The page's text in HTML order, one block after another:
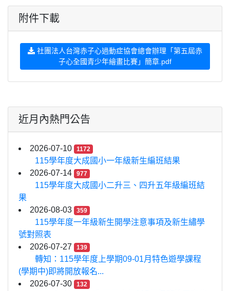
附件下載
社團法人台灣赤子心過動症協會總會辦理「第五屆赤
子心全國青少年繪畫比賽」簡章.pdf
近月內熱門公告
2026-07-10 1172
115學年度大成國小一年級新生編班結果
2026-07-14
977
115學年度大成國小二升三、四升五年級編班結
果
2026-08-03
359
115學年度一年級新生開學注意事項及新生繡學
號對照表
2026-07-27
139
轉知：115學年度上學期09-01月特色遊學課程
(學期中)即將開放報名...
2026-07-30
132